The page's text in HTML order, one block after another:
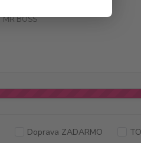
MR BOSS
Doprava ZADARMO